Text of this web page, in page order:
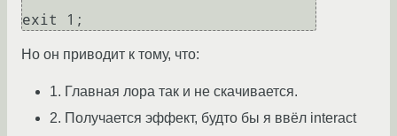
Но он приводит к тому, что:
1. Главная лора так и не скачивается.
2. Получается эффект, будто бы я ввёл interact